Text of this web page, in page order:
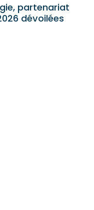
partenariat
dévoilées